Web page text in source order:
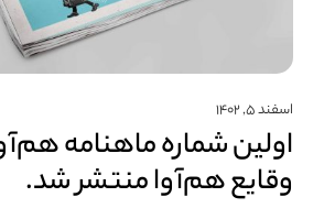
اسفند ۵, ۱۴۰۲
اولین شماره ماهنامه
وقایع هم‌آوا منتشر شد.